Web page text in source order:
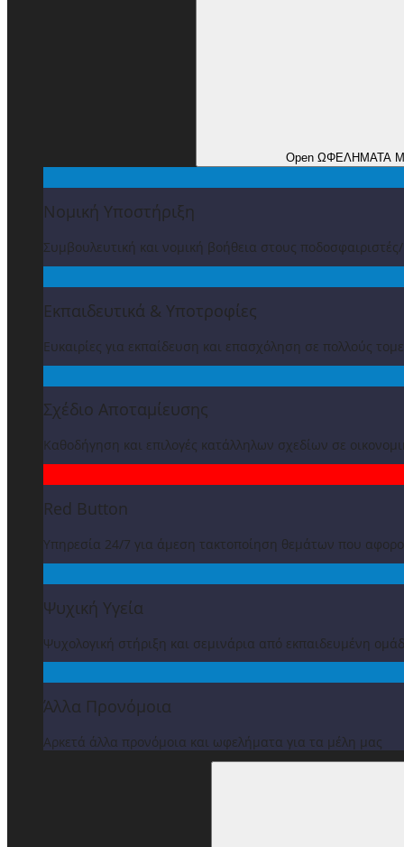
Open ΩΦΕΛΗΜΑΤΑ
Νομική Υποστήριξη
Συμβουλευτική και νομική βοήθεια στους
Εκπαιδευτικά & Υποτροφίες
Ευκαιρίες για εκπαίδευση και επασχόληση σε πολλούς
Σχέδιο Αποταμίευσης
Καθοδήγηση και επιλογές κατάλληλων σχεδίων σε
Red Button
Υπηρεσία 24/7 για άμεση τακτοποίηση θεμάτων που
Ψυχική Υγεία
Ψυχολογική στήριξη και σεμινάρια από εκπαιδευμένη
Άλλα Προνόμοια
Αρκετά άλλα προνόμοια και ωφελήματα για τα μέλη μας